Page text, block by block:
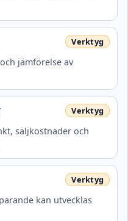
jämförelse av
säljkostnader och
kan utvecklas